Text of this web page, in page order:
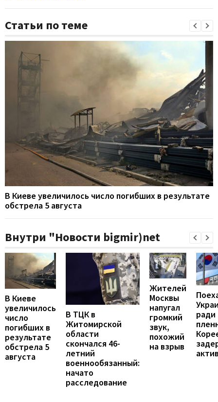
Статьи по теме
В Киеве увеличилось число погибших в результате
обстрела 5 августа
Внутри "Новости bigmir)net
В Киеве
увеличилось
число
погибших в
результате
обстрела 5
августа
В ТЦК в
Житомирской
области
скончался 46-
летний
военнообязанный:
начато
расследование
Жителей
Москвы
напугал
громкий
звук,
похожий
на взрыв
ради